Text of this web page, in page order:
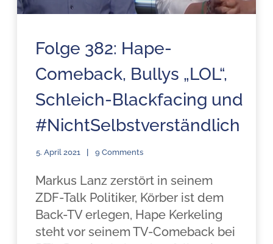
Folge 382: Hape-
Comeback, Bullys „LOL“,
Schleich-Blackfacing und
#NichtSelbstverständlich
5. April 2021 9 Comments
Markus Lanz zerstört in seinem
ZDF-Talk Politiker, Körber ist dem
Back-TV erlegen, Hape Kerkeling
steht vor seinem TV-Comeback bei